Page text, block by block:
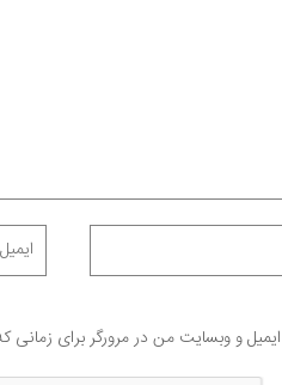
ایمیل و وبسایت من در مرورگر برای